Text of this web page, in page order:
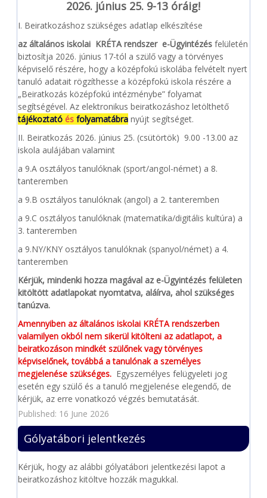
2026. június 25. 9-13 óráig!
I. Beiratkozáshoz szükséges adatlap elkészítése
az általános iskolai KRÉTA rendszer e-Ügyintézés felületén
biztosítja 2026. június 17-tól a szülő vagy a törvényes
képviselő részére, hogy a középfokú iskolába felvételt nyert
tanuló adatait rögzíthesse a középfokú iskola részére a
„Beiratkozás középfokú intézménybe” folyamat
segítségével. Az elektronikus beiratkozáshozletölthető
tájékoztató ésfolyamatábra nyújt segítséget.
II. Beiratkozás 2026. június 25. (csütörtök) 9.00 -13.00 az
iskola aulájában valamint
a 9.A osztályos tanulóknak (sport/angol-német) a 8.
tanteremben
a 9.B osztályos tanulóknak (angol) a 2. tanteremben
a 9.C osztályos tanulóknak (matematika/digitális kultúra) a
3. tanteremben
a 9.NY/KNY osztályos tanulóknak (spanyol/német) a 4.
tanteremben
Kérjük, mindenki hozza magával az e-Ügyintézés felületen
kitöltött adatlapokat nyomtatva, aláírva, ahol szükséges
tanúzva.
Amennyiben az általános iskolai KRÉTA rendszerben
valamilyen okból nem sikerül kitölteni az adatlapot, a
beiratkozáson mindkét szülőnek vagy törvényes
képviselőnek, továbbá a tanulónak a személyes
megjelenése szükséges. Egyszemélyes felügyeleti jog
esetén egy szülő és a tanuló megjelenése elegendő, de
kérjük, az erre vonatkozó végzés bemutatását.
Published: 16 June 2026
Gólyatábori jelentkezés
Kérjük, hogy az alábbi gólyatábori jelentkezési lapot a
beiratkozáshoz kitöltve hozzák magukkal.